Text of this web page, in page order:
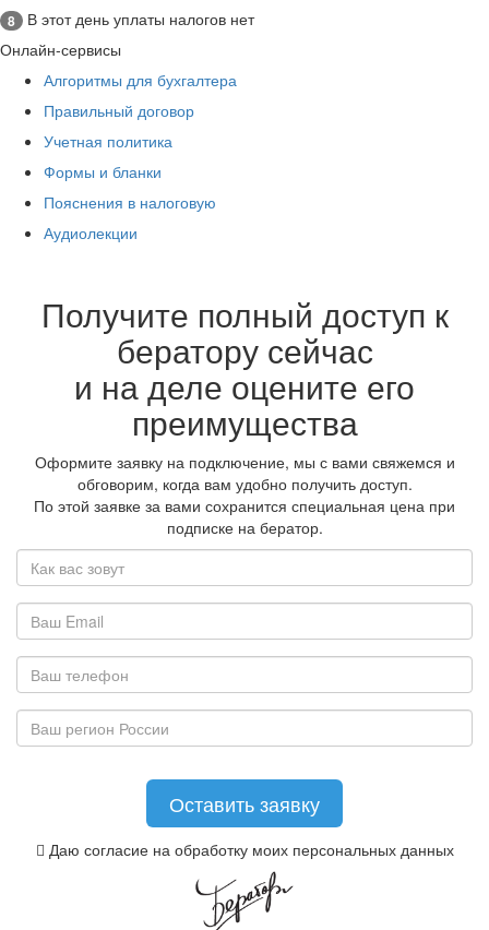
8
В этот день уплаты налогов нет
Онлайн-сервисы
Алгоритмы для бухгалтера
Правильный договор
Учетная политика
Формы и бланки
Пояснения в налоговую
Аудиолекции
Получите полный доступ к
бератору сейчас
и на деле оцените его
преимущества
Оформите заявку на подключение, мы с вами свяжемся и
обговорим, когда вам удобно получить доступ.
По этой заявке за вами сохранится специальная цена при
подписке на бератор.
Даю согласие на обработку моих персональных данных